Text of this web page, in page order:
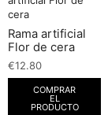
Rama artificial
Flor de cera
€12.80
COMPRAR
EL
PRODUCTO